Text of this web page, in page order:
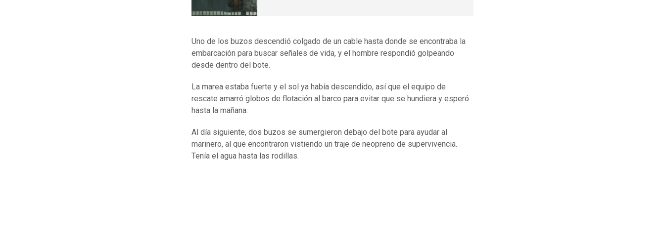
Uno de los buzos descendió colgado de un cable hasta donde se encontraba la
embarcación para buscar señales de vida, y el hombre respondió golpeando
desde dentro del bote.
La marea estaba fuerte y el sol ya había descendido, así que el equipo de
rescate amarró globos de flotación al barco para evitar que se hundiera y esperó
hasta la mañana.
Al día siguiente, dos buzos se sumergieron debajo del bote para ayudar al
marinero, al que encontraron vistiendo un traje de neopreno de supervivencia.
Tenía el agua hasta las rodillas.